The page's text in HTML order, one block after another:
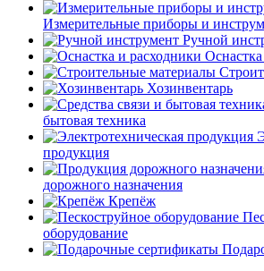
Измерительные приборы и
Ручной
Хозинвентарь
бытовая техника
продукция
дорожного назначения
Крепёж
оборудование